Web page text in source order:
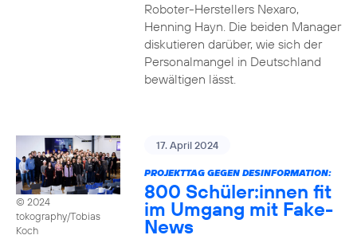
Roboter-Herstellers Nexaro,
Henning Hayn. Die beiden Manager
diskutieren darüber, wie sich der
Personalmangel in Deutschland
bewältigen lässt.
© 2024
tokography/Tobias
Koch
17. April 2024
PROJEKTTAG GEGEN DESINFORMATION:
800 Schüler:innen fit
im Umgang mit Fake-
News